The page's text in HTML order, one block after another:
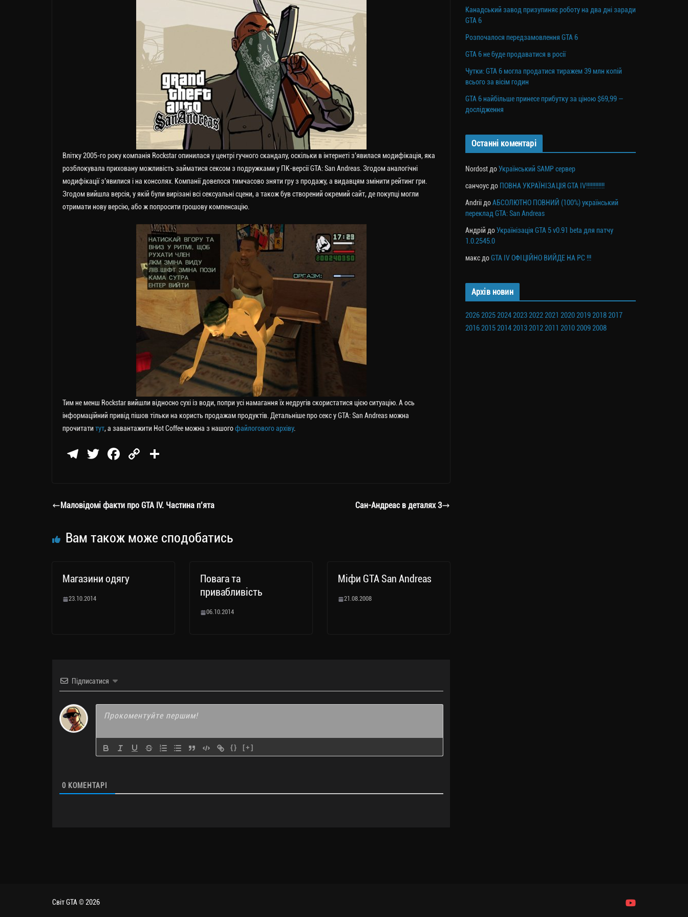
Влітку 2005-го року компанія Rockstar опинилася у центрі гучного скандалу, оскільки в інтернеті з’явилася модифікація, яка
розблокувала приховану можливість займатися сексом з подружками y ПК-версії GTA: San Andreas. Згодом аналогічні
модифікації з’явилися і на консолях. Компанії довелося тимчасово зняти гру з продажу, а видавцям змінити рейтинг гри.
Згодом вийшла версія, у якій були вирізані всі сексуальні сцени, а також був створений окремий сайт, де покупці могли
отримати нову версію, або ж попросити грошову компенсацію.
Тим не менш Rockstar вийшли відносно сухі із води, попри усі намагання їх недругів скористатися цією ситуацію. А ось
інформаційний привід пішов тільки на користь продажам продуктів. Детальніше про секс у GTA: San Andreas можна
прочитати тут, а завантажити Hot Coffee можна з нашогофайлогового архіву.
Te
a
T
er
Fa
ok
C
Li ли
ся
Маловідомі факти про GTA IV. Частина п’ята Сан-Андреас в деталях 3
Вам також може сподобатись
Магазини одягу
23.10.2014
Повага та
привабливість
06.10.2014
Міфи GTA San Andreas
21.08.2008
Підписатися
{} [+]
0 КОМЕНТАРІ
Канадський завод призупиняє роботу на два дні заради
GTA 6
Розпочалося передзамовлення GTA 6
GTA 6 не буде продаватися в росії
Чутки: GTA 6 могла продатися тиражем 39 млн копій
всього за вісім годин
GTA 6 найбільше принесе прибутку за ціною $69,99 —
дослідження
Останні коментарі
Nordost доУкраїнський SAMP сервер
санчоус до ПОВНА УКРАЇНІЗАЦІЯ GTA IV!!!!!!!!!!!!
Andrii доАБСОЛЮТНО ПОВНИЙ (100%) український
переклад GTA: San Andreas
Андрій доУкраїнізація GTA 5 v0.91 beta для патчу
1.0.2545.0
макс доGTA IV ОФІЦІЙНО ВИЙДЕ НА PC !!!
Архів новин
202620252024202320222021 2020201920182017
201620152014201320122011 201020092008
Світ GTA © 2026